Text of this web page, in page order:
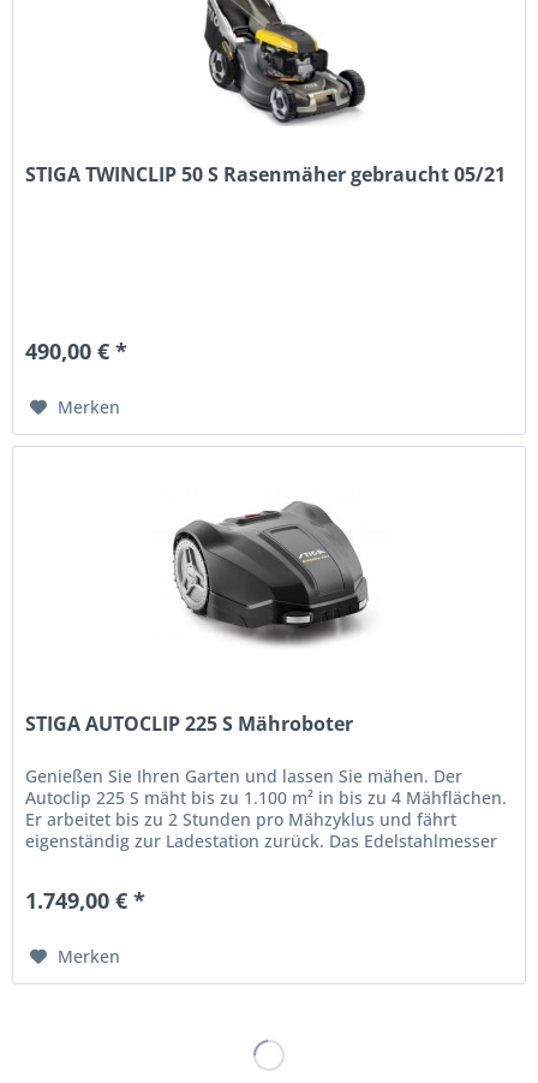
STIGA TWINCLIP 50 S Rasenmäher gebraucht 05/21
490,00 € *
Merken
STIGA AUTOCLIP 225 S Mähroboter
Genießen Sie Ihren Garten und lassen Sie mähen. Der
Autoclip 225 S mäht bis zu 1.100 m² in bis zu 4 Mähflächen.
Er arbeitet bis zu 2 Stunden pro Mähzyklus und fährt
eigenständig zur Ladestation zurück. Das Edelstahlmesser
1.749,00 € *
Merken